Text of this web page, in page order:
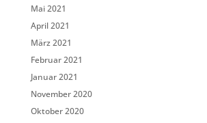
Mai 2021
April 2021
März 2021
Februar 2021
Januar 2021
November 2020
Oktober 2020